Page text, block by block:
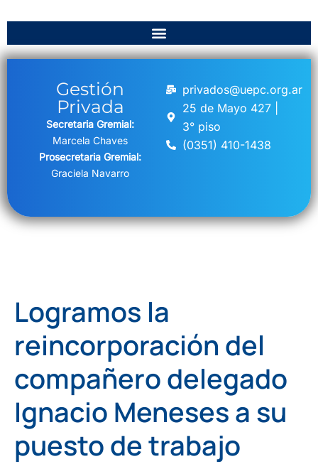
Gestión
Privada
Secretaria Gremial:
Marcela Chaves
Prosecretaria Gremial:
Graciela Navarro
privados@uepc.org.ar
25 de Mayo 427 |
3° piso
(0351) 410-1438
Logramos la
reincorporación del
compañero delegado
Ignacio Meneses a su
puesto de trabajo